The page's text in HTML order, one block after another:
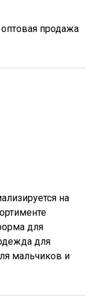
продажа
на
для
для
мальчиков и